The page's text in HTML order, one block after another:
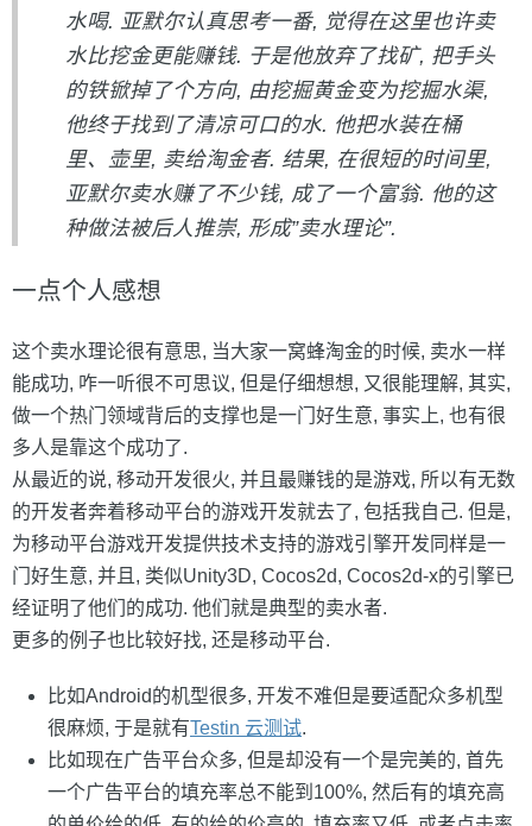
水喝. 亚默尔认真思考一番, 觉得在这里也许卖
水比挖金更能赚钱. 于是他放弃了找矿, 把手头
的铁锨掉了个方向, 由挖掘黄金变为挖掘水渠,
他终于找到了清凉可口的水. 他把水装在桶
里、壶里, 卖给淘金者. 结果, 在很短的时间里,
亚默尔卖水赚了不少钱, 成了一个富翁. 他的这
种做法被后人推崇, 形成”卖水理论”.
一点个人感想
这个卖水理论很有意思, 当大家一窝蜂淘金的时候, 卖水一样
能成功, 咋一听很不可思议, 但是仔细想想, 又很能理解, 其实,
做一个热门领域背后的支撑也是一门好生意, 事实上, 也有很
多人是靠这个成功了.
从最近的说, 移动开发很火, 并且最赚钱的是游戏, 所以有无数
的开发者奔着移动平台的游戏开发就去了, 包括我自己. 但是,
为移动平台游戏开发提供技术支持的游戏引擎开发同样是一
门好生意, 并且, 类似Unity3D, Cocos2d, Cocos2d-x的引擎已
经证明了他们的成功. 他们就是典型的卖水者.
更多的例子也比较好找, 还是移动平台.
比如Android的机型很多, 开发不难但是要适配众多机型
很麻烦, 于是就有Testin 云测试.
比如现在广告平台众多, 但是却没有一个是完美的, 首先
一个广告平台的填充率总不能到100%, 然后有的填充高